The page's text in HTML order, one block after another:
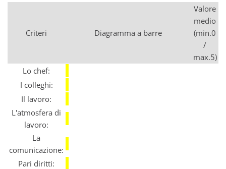
Criteri Diagramma a barre
Valore
medio
(min.0
/
max.5)
Lo chef:
I colleghi:
Il lavoro:
L'atmosfera di
lavoro:
La
comunicazione:
Pari diritti: